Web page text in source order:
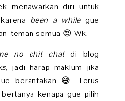
menawarkan diri untuk
been a while gue
teman semua 😍 Wk.
no chit chatdi blog
, jadi harap maklum jika
berantakan 😅 Terus
kenapa gue pilih